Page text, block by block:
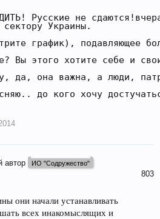
Русские не
Украины.
график), подавляющее
Вы этого хотите себе и
да, она важна, а люди,
автор ИО "Содружество"
803
они начали устанавливать
всех инакомыслящих и